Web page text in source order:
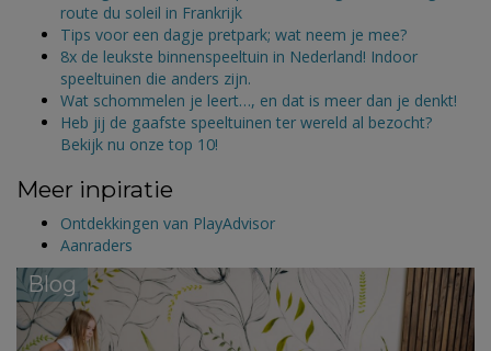
route du soleil in Frankrijk
Tips voor een dagje pretpark; wat neem je mee?
8x de leukste binnenspeeltuin in Nederland! Indoor
speeltuinen die anders zijn.
Wat schommelen je leert…, en dat is meer dan je denkt!
Heb jij de gaafste speeltuinen ter wereld al bezocht?
Bekijk nu onze top 10!
Meer inpiratie
Ontdekkingen van PlayAdvisor
Aanraders
Blog